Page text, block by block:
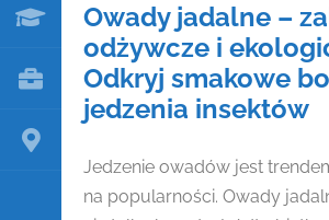
Owady jadalne –
odżywcze i
Odkryj smakowe
jedzenia insektów
Jedzenie owadów jest
na popularności. Owady